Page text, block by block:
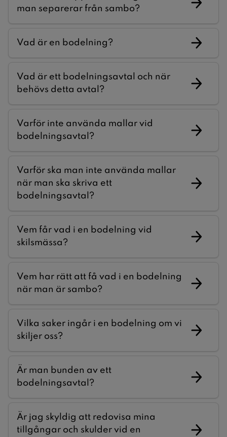
man separerar från sambo?
Vad är en bodelning?
Vad är ett bodelningsavtal och när
behövs detta avtal?
Varför inte använda mallar vid
bodelningsavtal?
Varför ska man inte använda mallar
när man ska skriva ett
bodelningsavtal?
Vem får vad i en bodelning vid
skilsmässa?
Vem har rätt att få vad i en bodelning
när man är sambo?
Vilka saker ingår i en bodelning om vi
skiljer oss?
Är man bunden av ett
bodelningsavtal?
Är jag skyldig att redovisa mina
tillgångar och skulder vid en